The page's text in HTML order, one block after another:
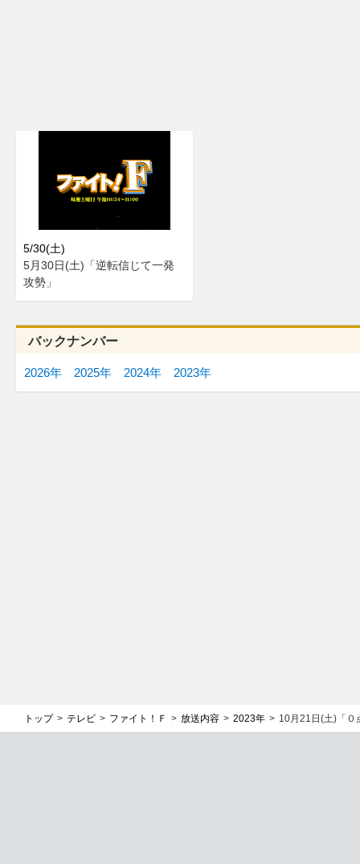
5/30(土)
5月30日(土)「逆転信じて一発
攻勢」
バックナンバー
2026年 2025年 2024年 2023年
トップ テレビ ファイト！Ｆ 放送内容 2023年 10月21日(土)「０